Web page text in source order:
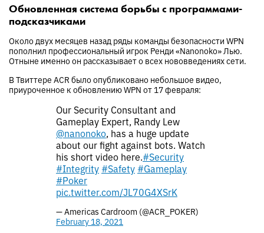
Обновленная система борьбы с программами-
подсказчиками
Около двух месяцев назад ряды команды безопасности WPN
пополнил профессиональный игрок Ренди «Nanonoko» Лью.
Отныне именно он рассказывает о всех нововведениях сети.
В Твиттере ACR было опубликовано небольшое видео,
приуроченное к обновлению WPN от 17 февраля:
Our Security Consultant and
Gameplay Expert, Randy Lew
@nanonoko, has a huge update
about our fight against bots. Watch
his short video here.#Security
#Integrity #Safety #Gameplay
#Poker
pic.twitter.com/JL70G4XSrK
— Americas Cardroom (@ACR_POKER)
February 18, 2021